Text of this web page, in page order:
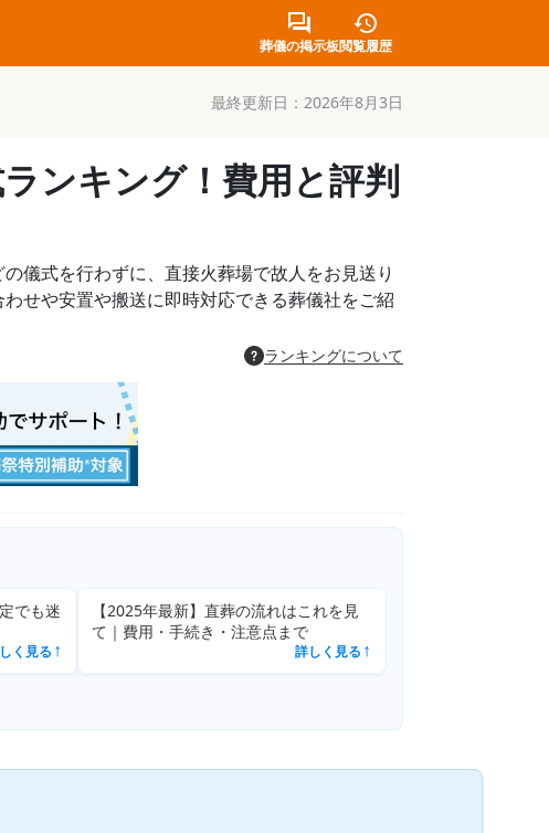
葬儀の掲示板閲覧履歴
最終更新日： 2026年8月3日
ンキング！費用と評判
儀式を行わずに、直接火葬場で故人をお見送り
せや安置や搬送に即時対応できる葬儀社をご紹
ランキングについて
でも迷
く見る↗
【2025年最新】直葬の流れはこれを見
て｜費用・手続き・注意点まで
詳しく見る↗